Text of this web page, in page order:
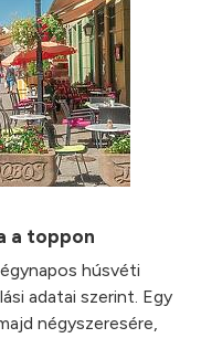
a toppon
húsvéti
adatai szerint. Egy
négyszeresére,